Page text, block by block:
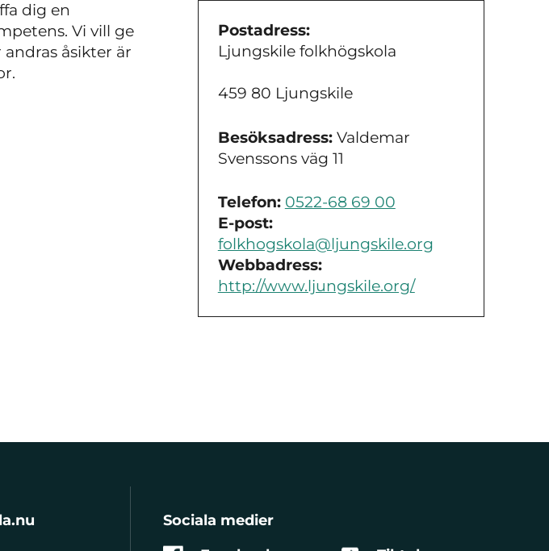
dig en
. Vi vill ge
åsikter är
Postadress:
Ljungskile folkhögskola
459 80 Ljungskile
Besöksadress:Valdemar
Svenssons väg 11
Telefon: 0522-68 69 00
E-post:
folkhogskola@ljungskile.org
Webbadress:
http://www.ljungskile.org/
Sociala medier